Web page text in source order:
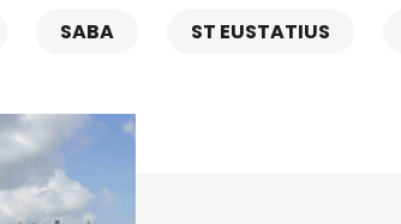
SABA ST EUSTATIUS